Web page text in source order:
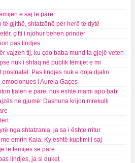
e saj të parë
gjithë, shtatzënë për herë të dytë
çifti i njohur bëhen prindër
pas lindjes
vajzën tij, ku çdo baba mund ta gjejë veten
nuk i shfaq në publik fëmijët e mi
postnatal: Pas lindjes nuk e doja djalin
i Aurela Gaçes
fjalën e parë, nuk është mami apo babi
në gjumë: Dashuria krijon mrekulli
nga shtatzania, ja sa i është rritur
emrin Kaia: Ky është kuptimi i saj
të fëmijës së parë
lindjes, ja si duket